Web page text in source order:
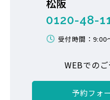
松阪
0120-48-
受付時間：9:00
WEBでの
予約フォ